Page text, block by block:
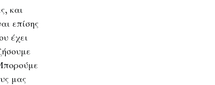
και
επίσης
έχει
μας